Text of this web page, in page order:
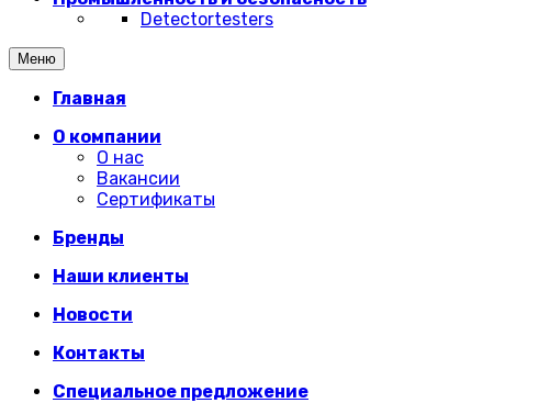
Detectortesters
Меню
Главная
О компании
О нас
Вакансии
Сертификаты
Бренды
Наши клиенты
Новости
Контакты
Специальное предложение